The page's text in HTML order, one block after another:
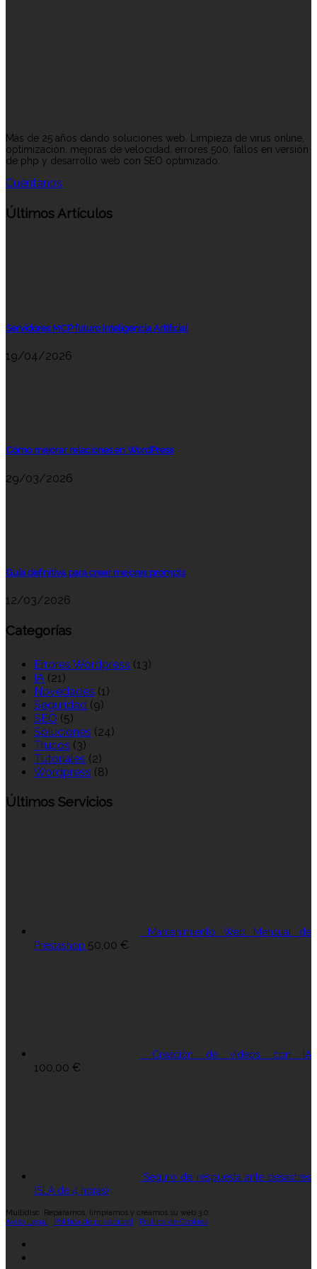
Más de 25 años dando soluciones web. Limpieza de virus online,
optimización, mejoras de velocidad, errores 500, fallos en versión
de php y desarrollo web con SEO optimizado.
Cuéntanos
Últimos Artículos
Servidores MCP futuro Inteligencia Artificial
19/04/2026
Cómo mejorar relaciones en WordPress
29/03/2026
Guía definitiva para crear mejores prompts
12/03/2026
Categorías
Errores Wordpress (13)
IA (21)
Novedades (1)
Seguridad (9)
SEO (5)
Soluciones (24)
Trucos (3)
Tutoriales (2)
Wordpress (8)
Últimos Servicios
Mantenimiento Web Mensual de
Prestashop 50,00 €
Creación de vídeos con IA
100,00 €
Seguro de respuesta ante desastres
(SLA de 4 horas)
Multidisc. Reparamos, limpiamos y creamos su web 3.0
Aviso Legal· Política de privacidad · Política de Cookies